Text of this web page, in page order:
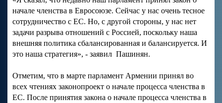
начале членства в Евросоюзе. Сейчас у нас очень тесное
сотрудничество с ЕС. Но, с другой стороны, у нас нет
задачи разрыва отношений с Россией, поскольку наша
внешняя политика сбалансированная и балансируется. И
это наша стратегия», - заявил Пашинян.
Отметим, что в марте парламент Армении принял во
всех чтениях законопроект о начале процесса членства в
ЕС. После принятия закона о начале процесса членства в